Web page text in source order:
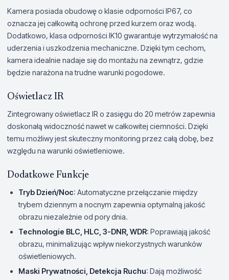
Kamera posiada obudowę o klasie odporności IP67, co
oznacza jej całkowitą ochronę przed kurzem oraz wodą.
Dodatkowo, klasa odporności IK10 gwarantuje wytrzymałość na
uderzenia i uszkodzenia mechaniczne. Dzięki tym cechom,
kamera idealnie nadaje się do montażu na zewnątrz, gdzie
będzie narażona na trudne warunki pogodowe.
Oświetlacz IR
Zintegrowany oświetlacz IR o zasięgu do 20 metrów zapewnia
doskonałą widoczność nawet w całkowitej ciemności. Dzięki
temu możliwy jest skuteczny monitoring przez całą dobę, bez
względu na warunki oświetleniowe.
Dodatkowe Funkcje
Tryb Dzień/Noc: Automatyczne przełączanie między
trybem dziennym a nocnym zapewnia optymalną jakość
obrazu niezależnie od pory dnia.
Technologie BLC, HLC, 3-DNR, WDR: Poprawiają jakość
obrazu, minimalizując wpływ niekorzystnych warunków
oświetleniowych.
Maski Prywatności, Detekcja Ruchu: Dają możliwość